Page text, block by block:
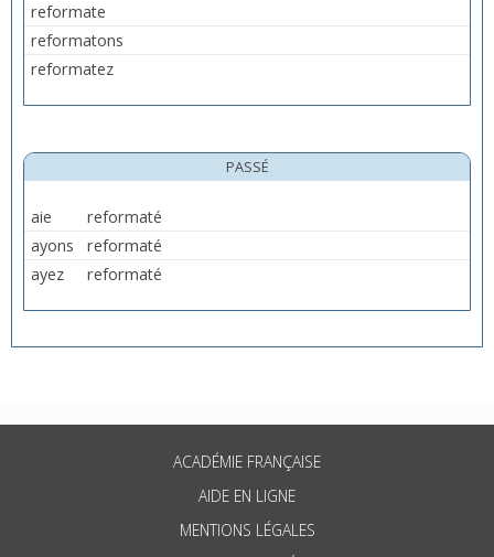
reformate
reformatons
reformatez
PASSÉ
aie
reformaté
ayons
reformaté
ayez
reformaté
ACADÉMIE FRANÇAISE
AIDE EN LIGNE
MENTIONS LÉGALES